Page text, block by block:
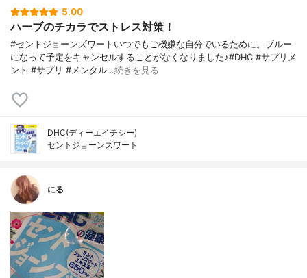
5.00
ハーブのチカラでストレス対策！
#セントジョーンズワートいつでもご機嫌な自分でいるために。ブルー
になって予定をキャンセルすることがなくなりました♪#DHC #サプリメ
ント #サプリ #メンタル…続きを見る
DHC(ディーエイチシー)
セントジョーンズワート
にる